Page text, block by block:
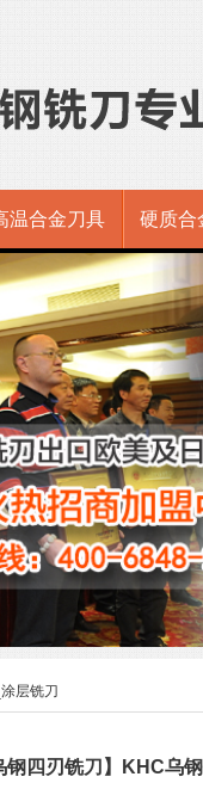
温合金刀具 硬质合
层铣刀
钢四刃铣刀】KHC乌